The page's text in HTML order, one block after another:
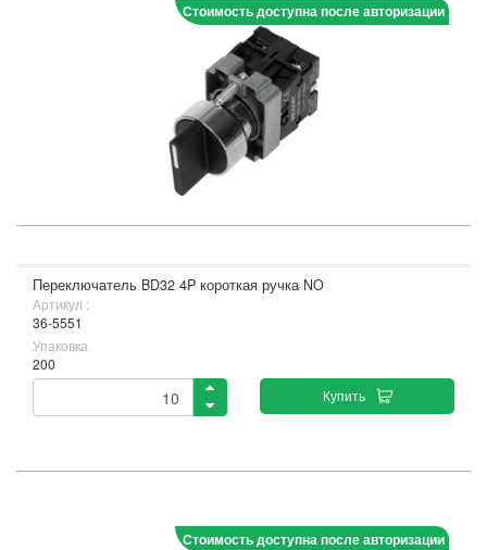
Стоимость доступна после авторизации
Переключатель BD32 4P короткая ручка NO
Артикул :
36-5551
Упаковка
200
Купить
Стоимость доступна после авторизации